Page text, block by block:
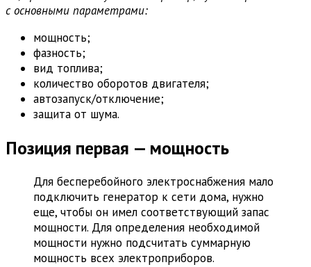
с основными параметрами:
мощность;
фазность;
вид топлива;
количество оборотов двигателя;
автозапуск/отключение;
защита от шума.
Позиция первая — мощность
Для бесперебойного электроснабжения мало
подключить генератор к сети дома, нужно
еще, чтобы он имел соответствующий запас
мощности. Для определения необходимой
мощности нужно подсчитать суммарную
мощность всех электроприборов.